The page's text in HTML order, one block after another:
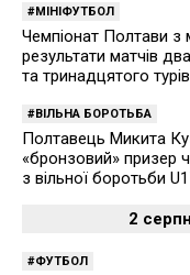
МІНІФУТБОЛ
Чемпіонат Полтави з
результати матчів
та тринадцятого турів
ВІЛЬНА БОРОТЬБА
Полтавець Микита
«бронзовий» призер
з вільної боротьби
2
ФУТБОЛ